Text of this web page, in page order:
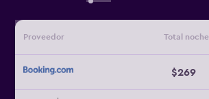
Proveedor Total noche
$269